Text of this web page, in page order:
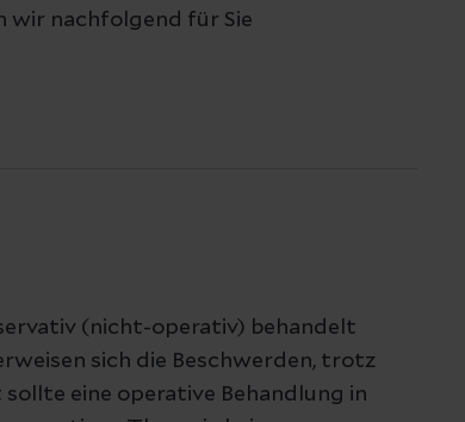
wir nachfolgend für Sie
(nicht-operativ) behandelt
sich die Beschwerden, trotz
eine operative Behandlung in